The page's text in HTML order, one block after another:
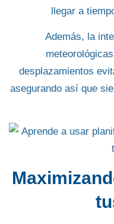
llegar a
Además, la
meteorológicas
desplazamientos
asegurando así que